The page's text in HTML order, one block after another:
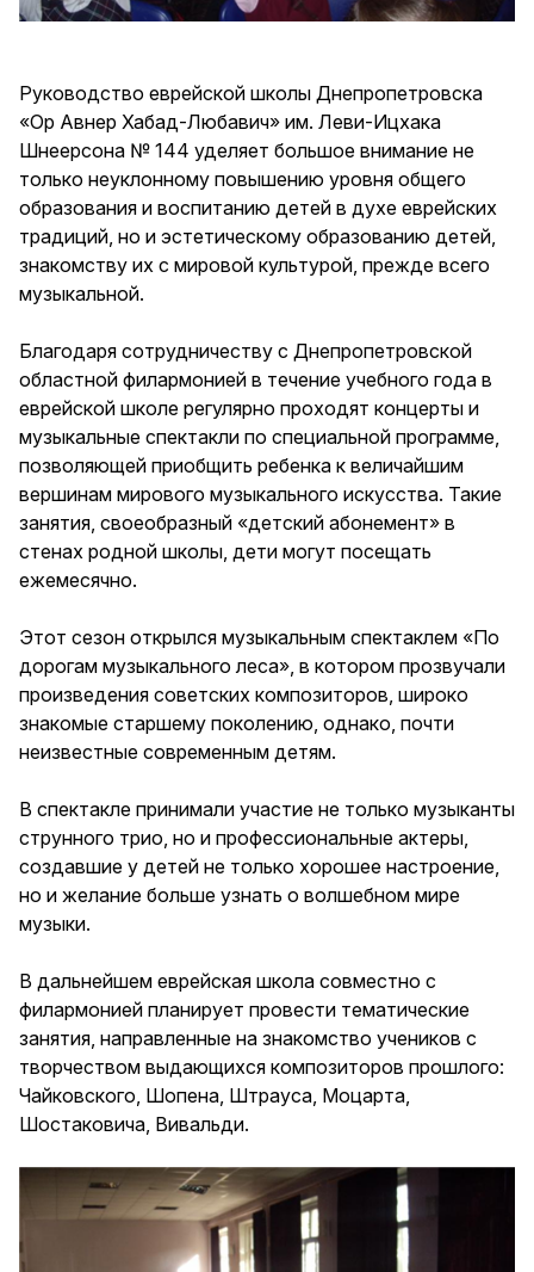
Руководство еврейской школы Днепропетровска
«Ор Авнер Хабад-Любавич» им. Леви-Ицхака
Шнеерсона № 144 уделяет большое внимание не
только неуклонному повышению уровня общего
образования и воспитанию детей в духе еврейских
традиций, но и эстетическому образованию детей,
знакомству их с мировой культурой, прежде всего
музыкальной.
Благодаря сотрудничеству с Днепропетровской
областной филармонией в течение учебного года в
еврейской школе регулярно проходят концерты и
музыкальные спектакли по специальной программе,
позволяющей приобщить ребенка к величайшим
вершинам мирового музыкального искусства. Такие
занятия, своеобразный «детский абонемент» в
стенах родной школы, дети могут посещать
ежемесячно.
Этот сезон открылся музыкальным спектаклем «По
дорогам музыкального леса», в котором прозвучали
произведения советских композиторов, широко
знакомые старшему поколению, однако, почти
неизвестные современным детям.
В спектакле принимали участие не только музыканты
струнного трио, но и профессиональные актеры,
создавшие у детей не только хорошее настроение,
но и желание больше узнать о волшебном мире
музыки.
В дальнейшем еврейская школа совместно с
филармонией планирует провести тематические
занятия, направленные на знакомство учеников с
творчеством выдающихся композиторов прошлого:
Чайковского, Шопена, Штрауса, Моцарта,
Шостаковича, Вивальди.